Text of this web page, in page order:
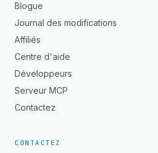
Blogue
Journal des modifications
Affiliés
Centre d'aide
Développeurs
Serveur MCP
Contactez
CONTACTEZ